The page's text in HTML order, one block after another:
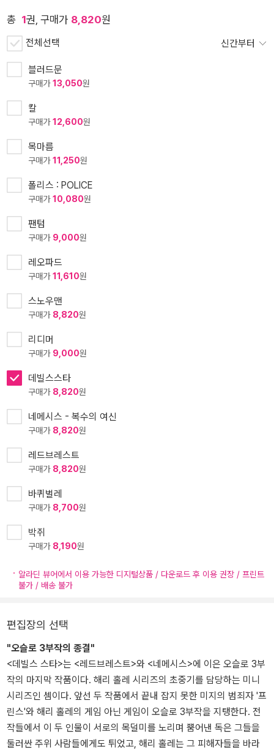
총 1권, 구매가 8,820원
전체선택 신간부터
블러드문
구매가13,050원
칼
구매가12,600원
목마름
구매가11,250원
폴리스 : POLICE
구매가10,080원
팬텀
구매가 9,000원
레오파드
구매가11,610원
스노우맨
구매가 8,820원
리디머
구매가 9,000원
데빌스스타
구매가 8,820원
네메시스 - 복수의 여신
구매가 8,820원
레드브레스트
구매가 8,820원
바퀴벌레
구매가 8,700원
박쥐
구매가 8,190원
알라딘 뷰어에서 이용 가능한 디지털상품 / 다운로드 후 이용 권장 / 프린트
불가 / 배송 불가
편집장의 선택
"오슬로 3부작의 종결"
<데빌스 스타>는 <레드브레스트>와 <네메시스>에 이은 오슬로 3부
작의 마지막 작품이다. 해리 홀레 시리즈의 초중기를 담당하는 미니
시리즈인 셈이다. 앞선 두 작품에서 끝내 잡지 못한 미지의 범죄자 '프
린스'와 해리 홀레의 게임 아닌 게임이 오슬로 3부작을 지탱한다. 전
작들에서 이 두 인물이 서로의 목덜미를 노리며 뿜어낸 독은 그들을
둘러싼 주위 사람들에게도 튀었고, 해리 홀레는 그 피해자들을 바라